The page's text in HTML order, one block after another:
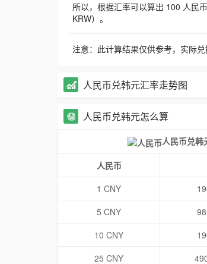
所以，根据汇率可以算出 100 人民
KRW）。
注意：此计算结果仅供参考，实际
人民币兑韩元汇率走势图
人民币兑韩元怎么算
人民币兑韩
人民币
1 CNY
5 CNY
10 CNY
25 CNY